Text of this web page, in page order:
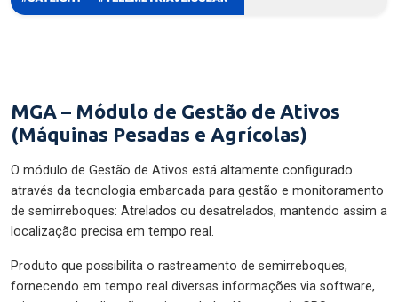
MGA – Módulo de Gestão de Ativos
(Máquinas Pesadas e Agrícolas)
O módulo de Gestão de Ativos está altamente configurado
através da tecnologia embarcada para gestão e monitoramento
de semirreboques: Atrelados ou desatrelados, mantendo assim a
localização precisa em tempo real.
Produto que possibilita o rastreamento de semirreboques,
fornecendo em tempo real diversas informações via software,